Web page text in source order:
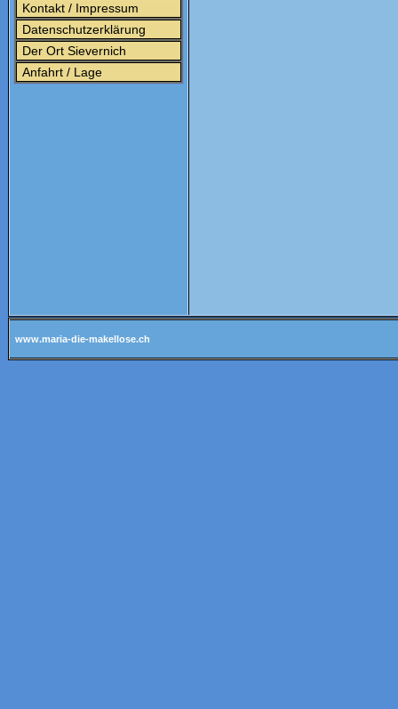
Kontakt / Impressum
Datenschutzerklärung
Der Ort Sievernich
Anfahrt / Lage
www.maria-die-makellose.ch